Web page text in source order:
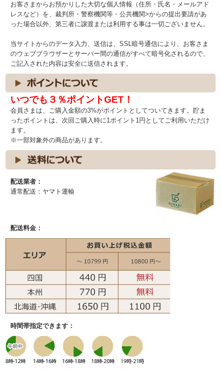
お客さまからお預かりした大切な個人情報（住所・氏名・メールアド
レスなど）を、裁判所・警察機関等・公共機関>からの提出要請があ
った場合以外、第三者に譲渡または利用する事は一切ございません。
当サイトからのデータ入力、送信は、SSL暗号通信により、お客さま
のウェブブラウザーとサーバー間の通信がすべて暗号化されるので、
ご記入された内容は安全に送信されます。
いつでも３％ポイントGET！
会員さまは、ご購入金額の3%がポイントとしてついてきます。貯ま
ったポイントは、次回ご購入時に1ポイント1円としてご利用いただけ
ます。
※一部対象外の商品があります。
配送業者：
通常配送：ヤマト運輸
配送料金：
時間帯指定できます：